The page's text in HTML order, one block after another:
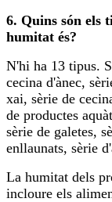
6. Quins són els
humitat és?
N'hi ha 13 tipus.
cecina d'ànec,
xai, sèrie de
de productes
sèrie de galetes,
enllaunats, sèrie
La humitat dels
incloure els